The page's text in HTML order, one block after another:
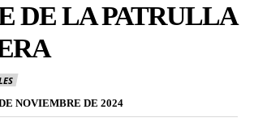
DE LA PATRULLA
NOVIEMBRE DE 2024